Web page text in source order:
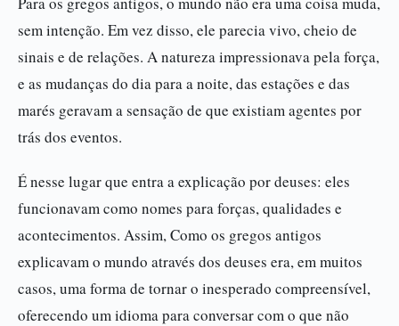
sem intenção. Em vez disso, ele parecia vivo, cheio de
sinais e de relações. A natureza impressionava pela força,
e as mudanças do dia para a noite, das estações e das
marés geravam a sensação de que existiam agentes por
trás dos eventos.
É nesse lugar que entra a explicação por deuses: eles
funcionavam como nomes para forças, qualidades e
acontecimentos. Assim, Como os gregos antigos
explicavam o mundo através dos deuses era, em muitos
casos, uma forma de tornar o inesperado compreensível,
oferecendo um idioma para conversar com o que não